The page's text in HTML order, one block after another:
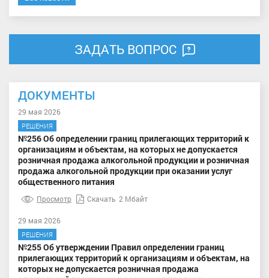
ЗАДАТЬ ВОПРОС
ДОКУМЕНТЫ
29 мая 2026
РЕШЕНИЯ
№256 Об определении границ прилегающих территорий к
организациям и объектам, на которых не допускается
розничная продажа алкогольной продукции и розничная
продажа алкогольной продукции при оказании услуг
общественного питания
Просмотр Скачать 2 Мбайт
29 мая 2026
РЕШЕНИЯ
№255 Об утверждении Правил определении границ
прилегающих территорий к организациям и объектам, на
которых не допускается розничная продажа